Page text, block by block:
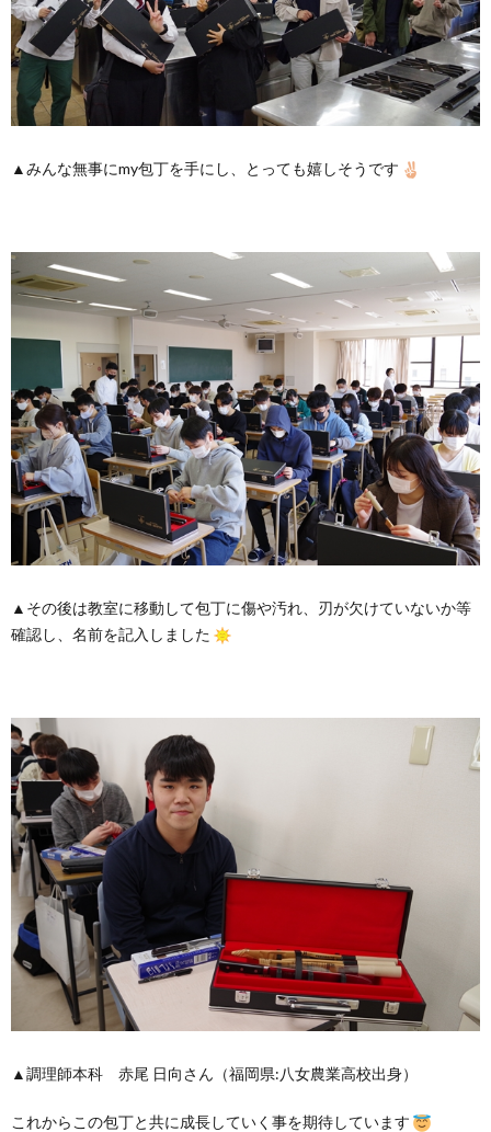
▲みんな無事にmy包丁を手にし、とっても嬉しそうです
▲その後は教室に移動して包丁に傷や汚れ、刃が欠けていないか等
確認し、名前を記入しました
▲調理師本科 赤尾 日向さん（福岡県:八女農業高校出身）
これからこの包丁と共に成長していく事を期待しています